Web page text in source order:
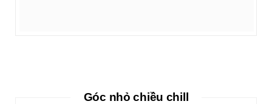
Góc nhỏ chiều chill